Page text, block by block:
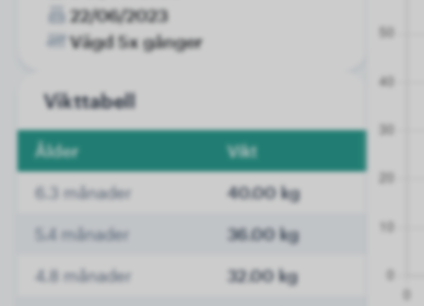
22/06/2023
Vägd 5x gånger
Vikttabell
Ålder Vikt
6.3 månader 40.00 kg
5.4 månader 36.00 kg
4.8 månader 32.00 kg